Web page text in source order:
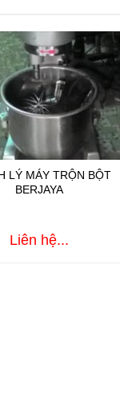
LÝ MÁY TRỘN BỘT
BERJAYA
Liên hệ...